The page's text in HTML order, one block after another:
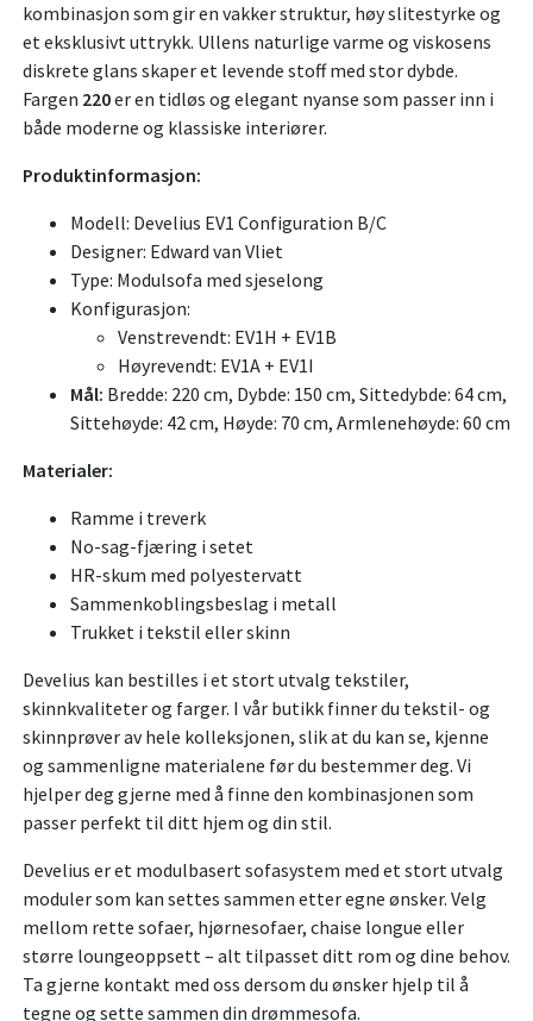
kombinasjon som gir en vakker struktur, høy slitestyrke og
et eksklusivt uttrykk. Ullens naturlige varme og viskosens
diskrete glans skaper et levende stoff med stor dybde.
Fargen 220er en tidløs og elegant nyanse som passer inn i
både moderne og klassiske interiører.
Produktinformasjon:
Modell: Develius EV1 Configuration B/C
Designer: Edward van Vliet
Type: Modulsofa med sjeselong
Konfigurasjon:
Venstrevendt: EV1H + EV1B
Høyrevendt: EV1A + EV1I
Mål: Bredde: 220 cm, Dybde: 150 cm, Sittedybde: 64 cm,
Sittehøyde: 42 cm, Høyde: 70 cm, Armlenehøyde: 60 cm
Materialer:
Ramme i treverk
No-sag-fjæring i setet
HR-skum med polyestervatt
Sammenkoblingsbeslag i metall
Trukket i tekstil eller skinn
Develius kan bestilles i et stort utvalg tekstiler,
skinnkvaliteter og farger. I vår butikk finner du tekstil- og
skinnprøver av hele kolleksjonen, slik at du kan se, kjenne
og sammenligne materialene før du bestemmer deg. Vi
hjelper deg gjerne med å finne den kombinasjonen som
passer perfekt til ditt hjem og din stil.
Develius er et modulbasert sofasystem med et stort utvalg
moduler som kan settes sammen etter egne ønsker. Velg
mellom rette sofaer, hjørnesofaer, chaise longue eller
større loungeoppsett – alt tilpasset ditt rom og dine behov.
Ta gjerne kontakt med oss dersom du ønsker hjelp til å
tegne og sette sammen din drømmesofa.